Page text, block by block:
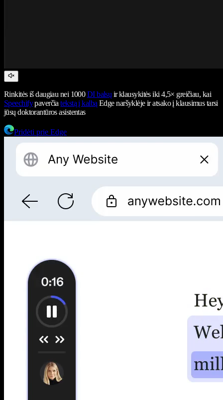
Rinkitės iš daugiau nei 1000DI balsų ir klausykitės iki 4,5× greičiau, kai
Speechifypaverčiatekstą į kalbą Edge naršyklėje ir atsako į klausimus tarsi
jūsų doktorantūros asistentas
Pridėti prie Edge